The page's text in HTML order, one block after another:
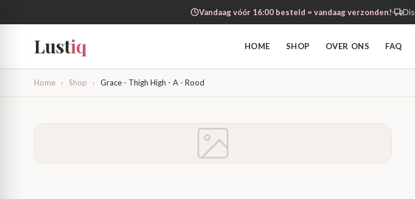
Vandaag vóór 16:00 besteld = vandaag verzonden!
Lustiq HOME SHOP OVER ONS FAQ
Home › Shop › Grace - Thigh High - A - Rood